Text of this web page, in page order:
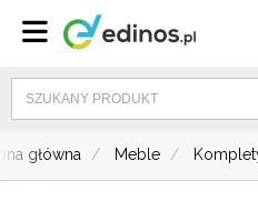
główna Meble